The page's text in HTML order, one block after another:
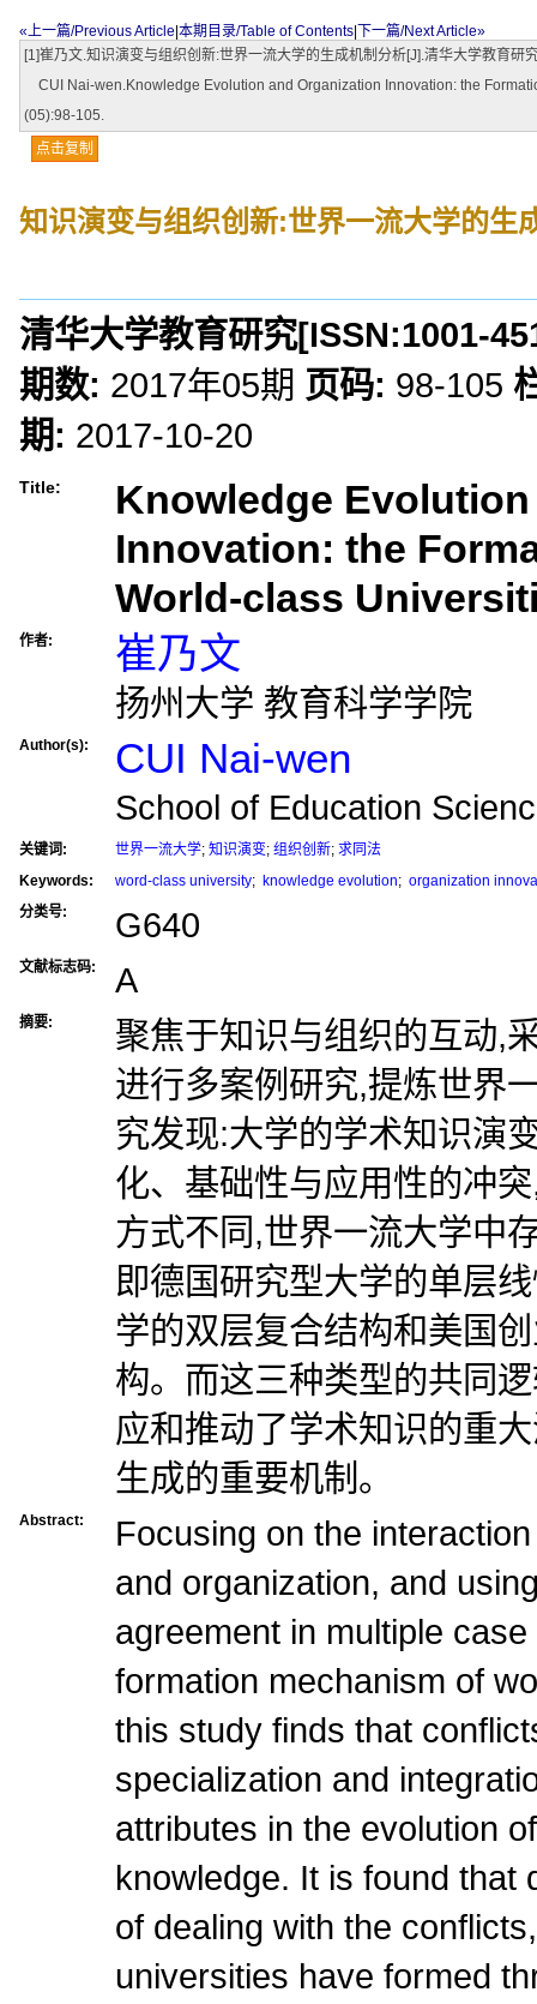
«上一篇/Previous Article 本期目录/Table of Contents
下一篇/Next Article»
[1]崔乃文.知识演变与组织创新:世界一流大学的生成机制分析[J].清华大学教育研
CUI Nai-wen.Knowledge Evolution and Organization Innovation: the
(05):98-105.
点击复制
知识演变与组织创新:世界一流大学的生
清华大学教育研究[ISSN:1001-
期数: 2017年05期 页码: 98-105
期: 2017-10-20
Title:
Knowledge
Innovation: the
World-class
作者: 崔乃文
扬州大学 教育科学学院
Author(s): CUI Nai-wen
School of Education
关键词: 世界一流大学; 知识演变; 组织创新; 求同法
Keywords:
word-class university; knowledge evolution; organization
分类号:
G640
文献标志码: A
摘要:
聚焦于知识与组织的互动,
进行多案例研究,提炼世界
究发现:大学的学术知识演
化、基础性与应用性的冲
方式不同,世界一流大学中
即德国研究型大学的单层
学的双层复合结构和美国
构。而这三种类型的共同
应和推动了学术知识的重
生成的重要机制。
Abstract:
Focusing on the
and organization, and
agreement in multiple
formation mechanism of
this study finds that
specialization and
attributes in the evolution
knowledge. It is found that
of dealing with the
universities have formed